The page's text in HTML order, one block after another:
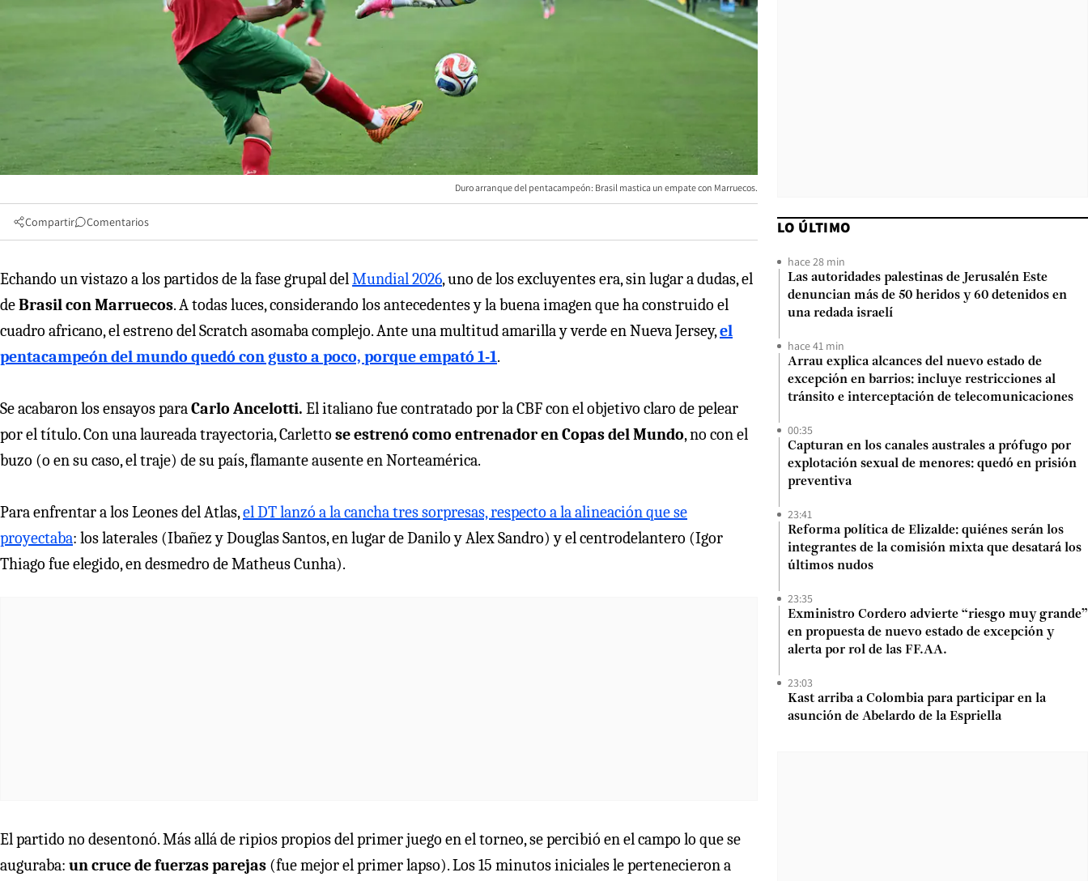
Duro arranque del pentacampeón: Brasil mastica un empate con Marruecos.
Compartir Comentarios
Echando un vistazo a los partidos de la fase grupal delMundial 2026, uno de los excluyentes era, sin lugar a dudas, el
deBrasil con Marruecos. A todas luces, considerando los antecedentes y la buena imagen que ha construido el
cuadro africano, el estreno del Scratch asomaba complejo. Ante una multitud amarilla y verde en Nueva Jersey,el
pentacampeón del mundo quedó con gusto a poco, porque empató 1-1.
Se acabaron los ensayos paraCarlo Ancelotti. El italiano fue contratado por la CBF con el objetivo claro de pelear
por el título. Con una laureada trayectoria, Carletto se estrenó como entrenador en Copas del Mundo, no con el
buzo (o en su caso, el traje) de su país, flamante ausente en Norteamérica.
Para enfrentar a los Leones del Atlas,el DT lanzó a la cancha tres sorpresas, respecto a la alineación que se
proyectaba: los laterales (Ibañez y Douglas Santos, en lugar de Danilo y Alex Sandro) y el centrodelantero (Igor
Thiago fue elegido, en desmedro de Matheus Cunha).
El partido no desentonó. Más allá de ripios propios del primer juego en el torneo, se percibió en el campo lo que se
auguraba: un cruce de fuerzas parejas (fue mejor el primer lapso). Los 15 minutos iniciales le pertenecieron a
LO ÚLTIMO
hace 28 min
Las autoridades palestinas de Jerusalén Este
denuncian más de 50 heridos y 60 detenidos en
una redada israelí
hace 41 min
Arrau explica alcances del nuevo estado de
excepción en barrios: incluye restricciones al
tránsito e interceptación de telecomunicaciones
00:35
Capturan en los canales australes a prófugo por
explotación sexual de menores: quedó en prisión
preventiva
23:41
Reforma política de Elizalde: quiénes serán los
integrantes de la comisión mixta que desatará los
últimos nudos
23:35
Exministro Cordero advierte “riesgo muy grande”
en propuesta de nuevo estado de excepción y
alerta por rol de las FF.AA.
23:03
Kast arriba a Colombia para participar en la
asunción de Abelardo de la Espriella